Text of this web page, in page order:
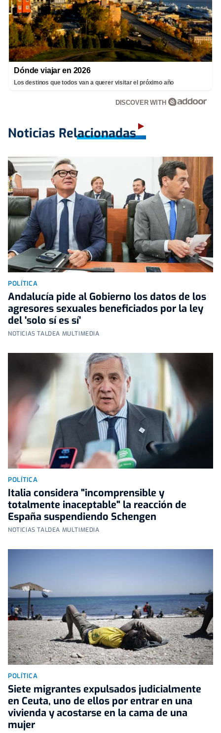
Dónde viajar en 2026
Los destinos que todos van a querer visitar el próximo año
DISCOVER WITH
Noticias Relacionadas
POLÍTICA
Andalucía pide al Gobierno los datos de los
agresores sexuales beneficiados por la ley
del 'solo sí es sí'
NOTICIAS TALDEA MULTIMEDIA
POLÍTICA
Italia considera "incomprensible y
totalmente inaceptable" la reacción de
España suspendiendo Schengen
NOTICIAS TALDEA MULTIMEDIA
POLÍTICA
Siete migrantes expulsados judicialmente
en Ceuta, uno de ellos por entrar en una
vivienda y acostarse en la cama de una
mujer